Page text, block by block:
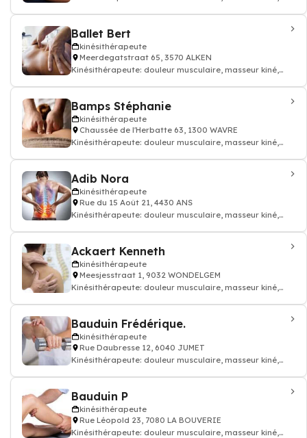
Ballet Bert
kinésithérapeute
Meerdegatstraat 65, 3570 ALKEN
Kinésithérapeute: douleur musculaire, masseur kiné,
Bamps Stéphanie
kinésithérapeute
Chaussée de l'Herbatte 63, 1300 WAVRE
Kinésithérapeute: douleur musculaire, masseur kiné,
Adib Nora
kinésithérapeute
Rue du 15 Août 21, 4430 ANS
Kinésithérapeute: douleur musculaire, masseur kiné,
Ackaert Kenneth
kinésithérapeute
Meesjesstraat 1, 9032 WONDELGEM
Kinésithérapeute: douleur musculaire, masseur kiné,
Bauduin Frédérique.
kinésithérapeute
Rue Daubresse 12, 6040 JUMET
Kinésithérapeute: douleur musculaire, masseur kiné,
Bauduin P
kinésithérapeute
Rue Léopold 23, 7080 LA BOUVERIE
Kinésithérapeute: douleur musculaire, masseur kiné,